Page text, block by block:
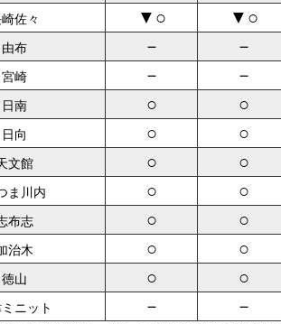
佐々 ▼○ ▼○
由布 － －
宮崎 － －
日南 ○ ○
向 ○ ○
文館 ○ ○
ま川内 ○ ○
布志 ○ ○
治木 ○ ○
山 ○ ○
ニット － －